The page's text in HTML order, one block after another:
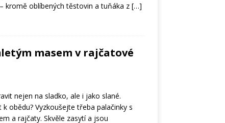
kromě oblíbených těstovin a tuňáka z […]
masem v rajčatové
nejen na sladko, ale i jako slané.
obědu? Vyzkoušejte třeba palačinky s
a rajčaty. Skvěle zasytí a jsou